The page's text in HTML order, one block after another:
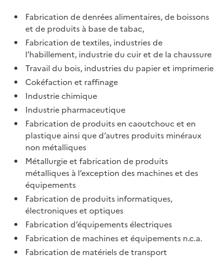
Fabrication de denrées alimentaires, de boissons
et de produits à base de tabac,
Fabrication de textiles, industries de
l’habillement, industrie du cuir et de la chaussure
Travail du bois, industries du papier et imprimerie
Cokéfaction et raffinage
Industrie chimique
Industrie pharmaceutique
Fabrication de produits en caoutchouc et en
plastique ainsi que d’autres produits minéraux
non métalliques
Métallurgie et fabrication de produits
métalliques à l’exception des machines et des
équipements
Fabrication de produits informatiques,
électroniques et optiques
Fabrication d’équipements électriques
Fabrication de machines et équipements n.c.a.
Fabrication de matériels de transport